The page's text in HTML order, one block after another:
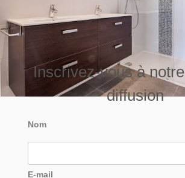
Inscrivez-vous à
diffusion
Nom
E-mail